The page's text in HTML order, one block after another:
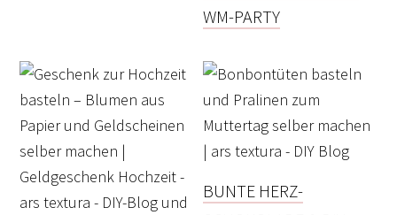
WM-PARTY
BUNTE HERZ-